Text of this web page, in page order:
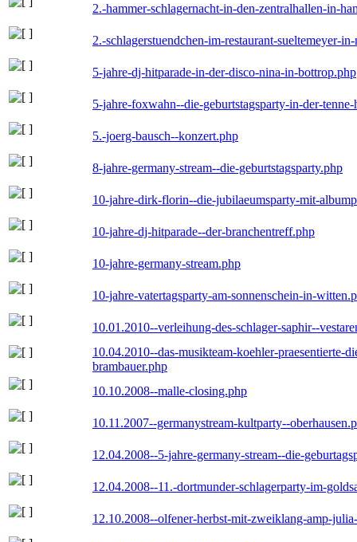
2.-hammer-schlagernacht-in-den-zentralhallen-in-
2.-schlagerstuendchen-im-restaurant-sueltemeyer-
5-jahre-dj-hitparade-in-der-disco-nina-in-bottrop.php
5-jahre-foxwahn--die-geburtstagsparty-in-der-tenne-
5.-joerg-bausch--konzert.php
8-jahre-germany-stream--die-geburtstagsparty.php
10-jahre-dirk-florin--die-jubilaeumsparty-mit-
10-jahre-dj-hitparade--der-branchentreff.php
10-jahre-germany-stream.php
10-jahre-vatertagsparty-am-sonnenschein-in-
10.01.2010--verleihung-des-schlager-saphir--
10.04.2010--das-musikteam-koehler-praesentierte-
brambauer.php
10.10.2008--malle-closing.php
10.11.2007--germanystream-kultparty--
12.04.2008--5-jahre-germany-stream--die-
12.04.2008--11.-dortmunder-schlagerparty-im-
12.10.2008--olfener-herbst-mit-zweiklang-amp-